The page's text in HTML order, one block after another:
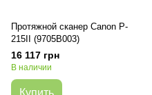
Протяжной сканер Canon P-
215II (9705B003)
16 117 грн
В наличии
Купить